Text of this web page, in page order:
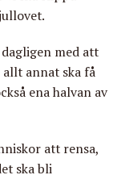
med att
annat ska få
ena halvan av
att rensa,
ska bli